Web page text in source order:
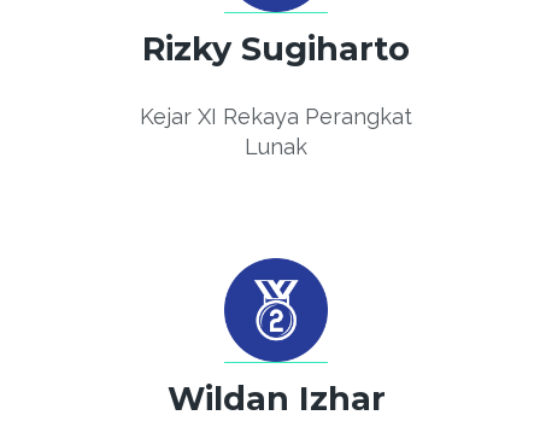
Rizky Sugiharto
Kejar XI Rekaya Perangkat
Lunak
Wildan Izhar